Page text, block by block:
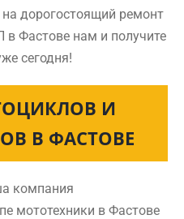
дорогостоящий ремонт
в Фастове нам и получите
сегодня!
И
В ФАСТОВЕ
компания
мототехники в Фастове